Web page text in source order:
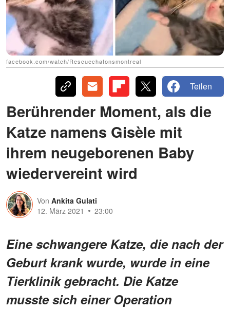
facebook.com/watch/Rescuechatonsmontreal
Teilen
Berührender Moment, als die
Katze namens Gisèle mit
ihrem neugeborenen Baby
wiedervereint wird
Von Ankita Gulati
12. März 2021
23:00
Eine schwangere Katze, die nach der
Geburt krank wurde, wurde in eine
Tierklinik gebracht. Die Katze
musste sich einer Operation